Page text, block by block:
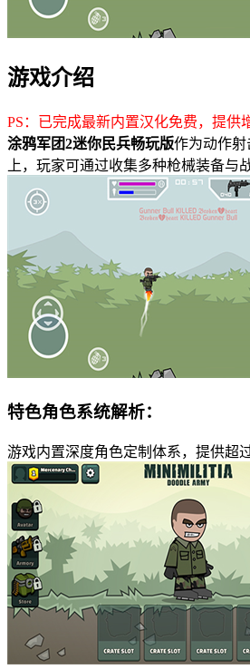
游戏介绍
PS：已完成最新内置汉化免费，提供
涂鸦军团2迷你民兵畅玩版作为动作
上，玩家可通过收集多种枪械装备与
特色角色系统解析：
游戏内置深度角色定制体系，提供超